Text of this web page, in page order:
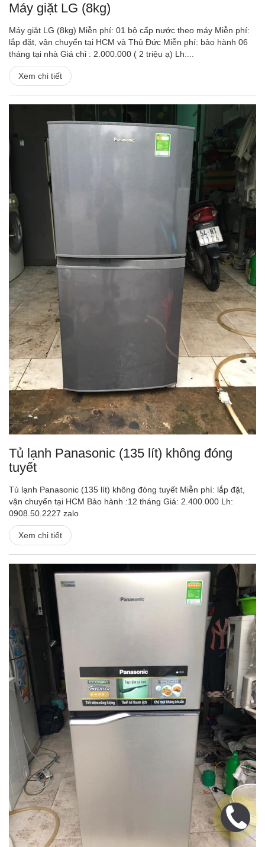
Máy giặt LG (8kg)
Máy giặt LG (8kg) Miễn phí: 01 bộ cấp nước theo máy Miễn phí:
lắp đặt, vận chuyển tại HCM và Thủ Đức Miễn phí: bảo hành 06
tháng tại nhà Giá chỉ : 2.000.000 ( 2 triệu ạ) Lh:...
Xem chi tiết
Tủ lạnh Panasonic (135 lít) không đóng
tuyết
Tủ lạnh Panasonic (135 lít) không đóng tuyết Miễn phí: lắp đặt,
vận chuyển tại HCM Bảo hành :12 tháng Giá: 2.400.000 Lh:
0908.50.2227 zalo
Xem chi tiết